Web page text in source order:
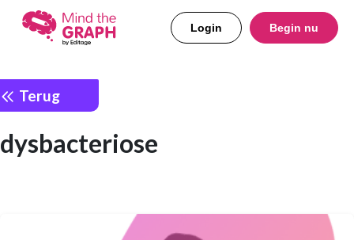
Login Begin nu
Terug
dysbacteriose